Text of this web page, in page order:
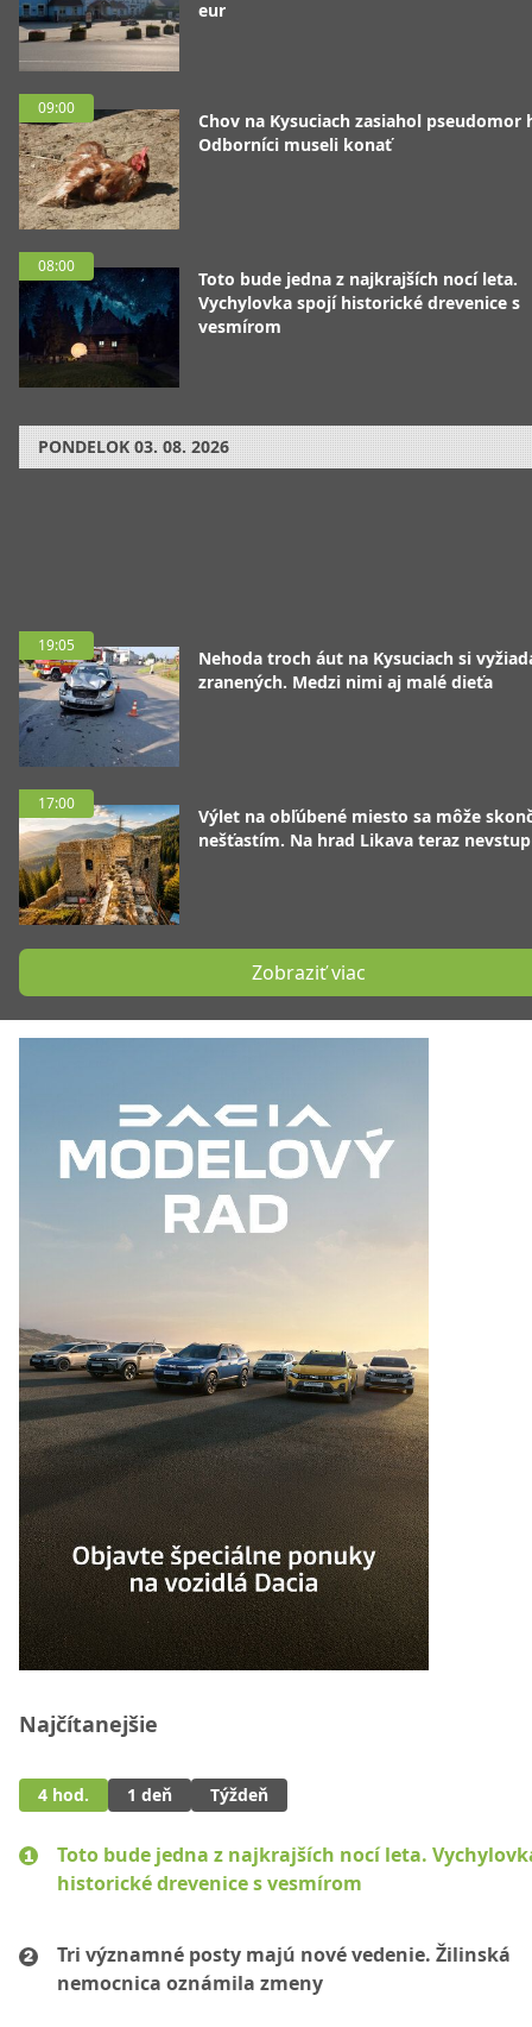
eur
09:00
Chov na Kysuciach zasiahol pseudomor
Odborníci museli konať
08:00
Toto bude jedna z najkrajších nocí leta.
Vychylovka spojí historické drevenice s
vesmírom
PONDELOK 03. 08. 2026
19:05
Nehoda troch áut na Kysuciach si
zranených. Medzi nimi aj malé dieťa
17:00
Výlet na obľúbené miesto sa môže
nešťastím. Na hrad Likava teraz
Zobraziť viac
Najčítanejšie
4 hod. 1 deň Týždeň
Toto bude jedna z najkrajších nocí leta.
historické drevenice s vesmírom
Tri významné posty majú nové vedenie. Žilinská
nemocnica oznámila zmeny